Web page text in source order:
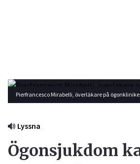
Lyssna
Ögonsjukdom